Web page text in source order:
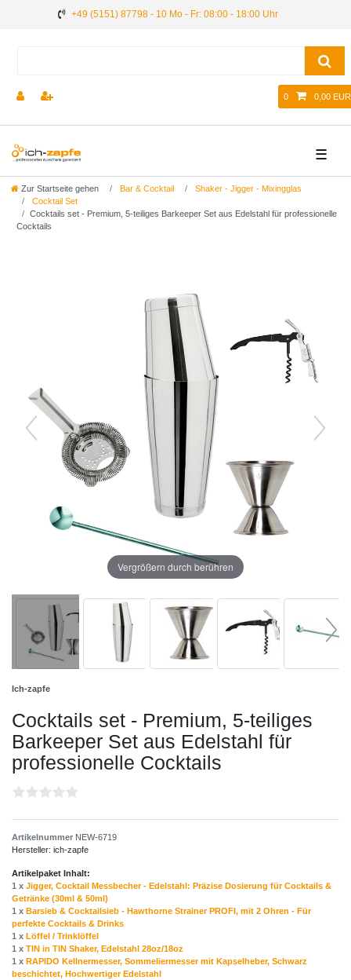
+49 (5151) 87798 - 10 Mo - Fr: 08:00 - 18:00 Uhr
0 0,00 EUR
☰
Zur Startseite gehen Bar & Cocktail
Shaker - Jigger - Mixingglas
Cocktail Set
Cocktails set - Premium, 5-teiliges Barkeeper Set aus Edelstahl für professionelle
Cocktails
Vergrößern durch berühren
Ich-zapfe
Cocktails set - Premium, 5-teiliges
Barkeeper Set aus Edelstahl für
professionelle Cocktails
Artikelnummer NEW-6719
Hersteller: ich-zapfe
Artikelpaket Inhalt:
1 x Jigger, Cocktail Messbecher - Edelstahl: Präzise Dosierung für Cocktails &
Getränke (30ml & 50ml)
1 x Barsieb & Cocktailsieb - Hawthorne Strainer PROFI, mit 2 Ohren - Für
perfekte Cocktails & Drinks
1 x Löffel / Trinklöffel
1 x TIN in TIN Shaker, Edelstahl 28oz/18oz
1 x RAPIDO Kellnermesser, Sommeliermesser mit Kapselheber, Schwarz
beschichtet, Hochwertiger Edelstahl